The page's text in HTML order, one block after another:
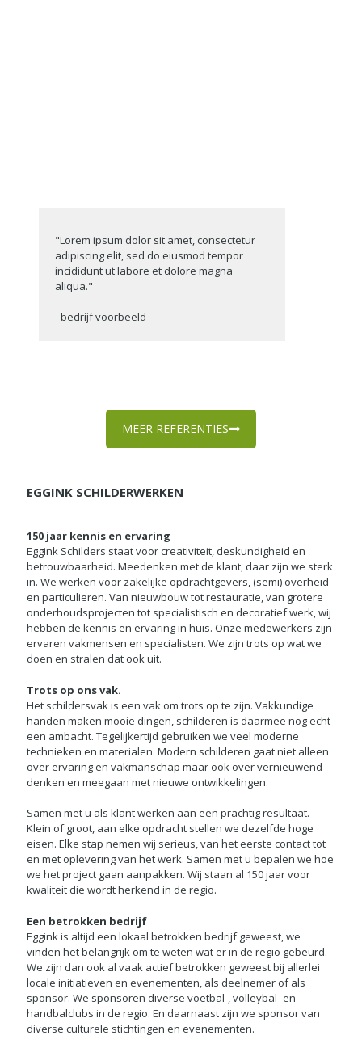
"Lorem ipsum dolor sit amet, consectetur
adipiscing elit, sed do eiusmod tempor
incididunt ut labore et dolore magna
aliqua."
- bedrijf voorbeeld
MEER REFERENTIES
EGGINK SCHILDERWERKEN
150 jaar kennis en ervaring
Eggink Schilders staat voor creativiteit, deskundigheid en
betrouwbaarheid. Meedenken met de klant, daar zijn we sterk
in. We werken voor zakelijke opdrachtgevers, (semi) overheid
en particulieren. Van nieuwbouw tot restauratie, van grotere
onderhoudsprojecten tot specialistisch en decoratief werk, wij
hebben de kennis en ervaring in huis. Onze medewerkers zijn
ervaren vakmensen en specialisten. We zijn trots op wat we
doen en stralen dat ook uit.
Trots op ons vak.
Het schildersvak is een vak om trots op te zijn. Vakkundige
handen maken mooie dingen, schilderen is daarmee nog echt
een ambacht. Tegelijkertijd gebruiken we veel moderne
technieken en materialen. Modern schilderen gaat niet alleen
over ervaring en vakmanschap maar ook over vernieuwend
denken en meegaan met nieuwe ontwikkelingen.
Samen met u als klant werken aan een prachtig resultaat.
Klein of groot, aan elke opdracht stellen we dezelfde hoge
eisen. Elke stap nemen wij serieus, van het eerste contact tot
en met oplevering van het werk. Samen met u bepalen we hoe
we het project gaan aanpakken. Wij staan al 150 jaar voor
kwaliteit die wordt herkend in de regio.
Een betrokken bedrijf
Eggink is altijd een lokaal betrokken bedrijf geweest, we
vinden het belangrijk om te weten wat er in de regio gebeurd.
We zijn dan ook al vaak actief betrokken geweest bij allerlei
locale initiatieven en evenementen, als deelnemer of als
sponsor. We sponsoren diverse voetbal-, volleybal- en
handbalclubs in de regio. En daarnaast zijn we sponsor van
diverse culturele stichtingen en evenementen.